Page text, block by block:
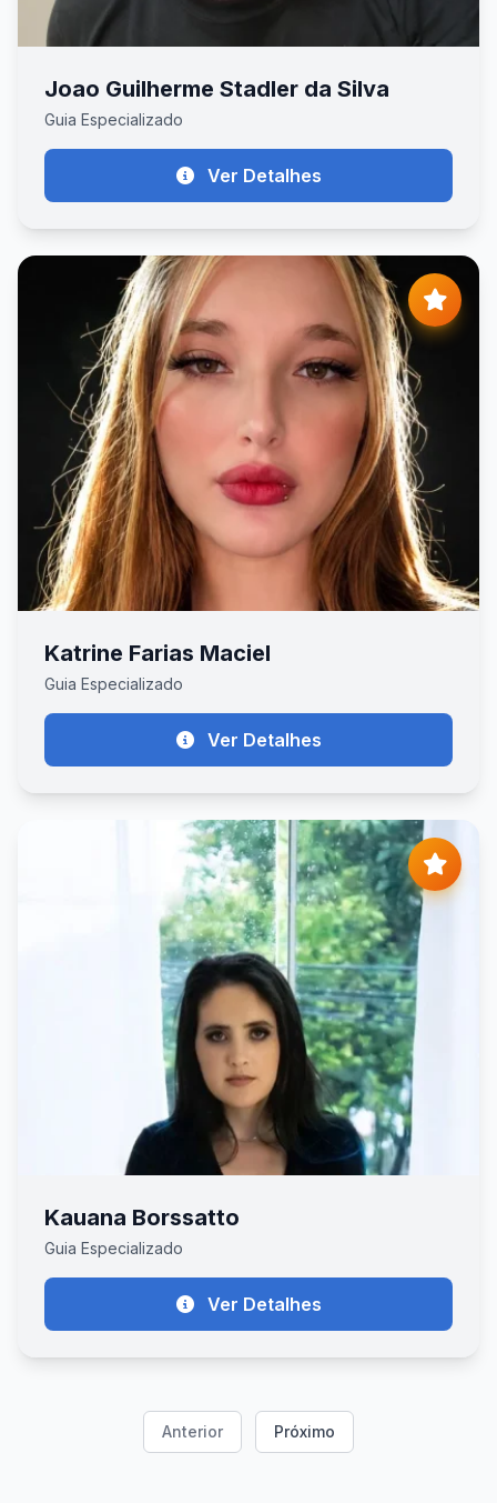
Joao Guilherme Stadler da Silva
Guia Especializado
Ver Detalhes
Katrine Farias Maciel
Guia Especializado
Ver Detalhes
Kauana Borssatto
Guia Especializado
Ver Detalhes
Anterior Próximo